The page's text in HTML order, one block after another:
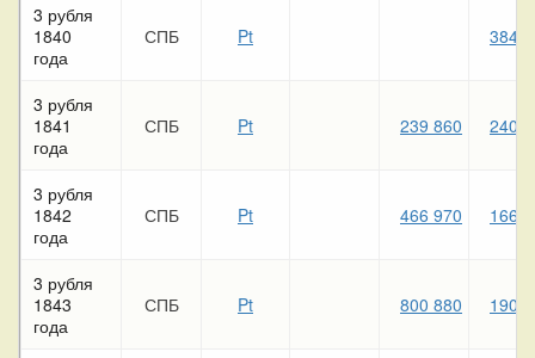
3 рубля
1840
года
СПБ Pt 384
3 рубля
1841
года
СПБ Pt 239 860 240
3 рубля
1842
года
СПБ Pt 466 970 166
3 рубля
1843
года
СПБ Pt 800 880 190